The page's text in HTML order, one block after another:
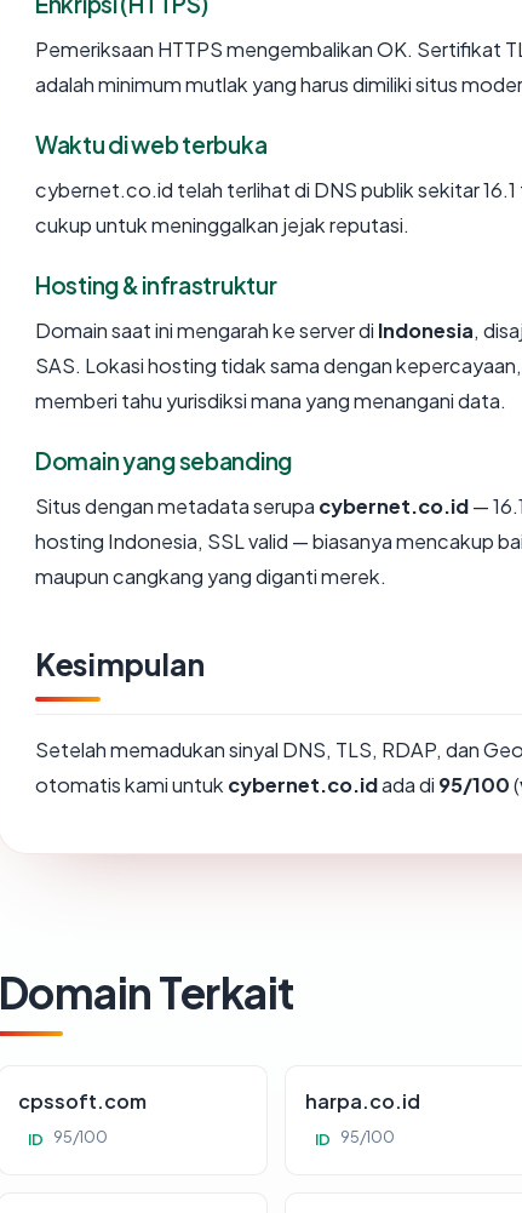
Pemeriksaan HTTPS mengembalikan OK. Sertifikat
adalah minimum mutlak yang harus dimiliki situs
Waktu di web terbuka
cybernet.co.id telah terlihat di DNS publik sekitar 16.1
cukup untuk meninggalkan jejak reputasi.
Hosting & infrastruktur
Domain saat ini mengarah ke server di Indonesia,
SAS. Lokasi hosting tidak sama dengan
memberi tahu yurisdiksi mana yang menangani data.
Domain yang sebanding
Situs dengan metadata serupa cybernet.co.id—
hosting Indonesia, SSL valid — biasanya mencakup
maupun cangkang yang diganti merek.
Kesimpulan
Setelah memadukan sinyal DNS, TLS, RDAP, dan
otomatis kami untuk cybernet.co.idada di 95/100(
Domain Terkait
cpssoft.com
ID 95/100
harpa.co.id
ID 95/100